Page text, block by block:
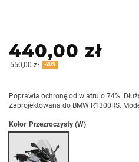
440,00 zł
550,00 zł -20%
Poprawia ochronę od wiatru o 74%.
Zaprojektowana do BMW R1300RS.
Kolor